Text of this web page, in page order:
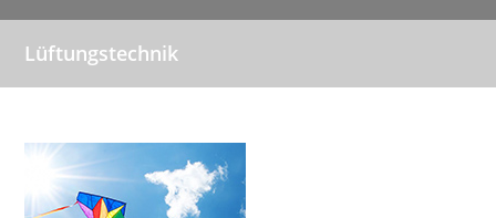
Lüftungstechnik